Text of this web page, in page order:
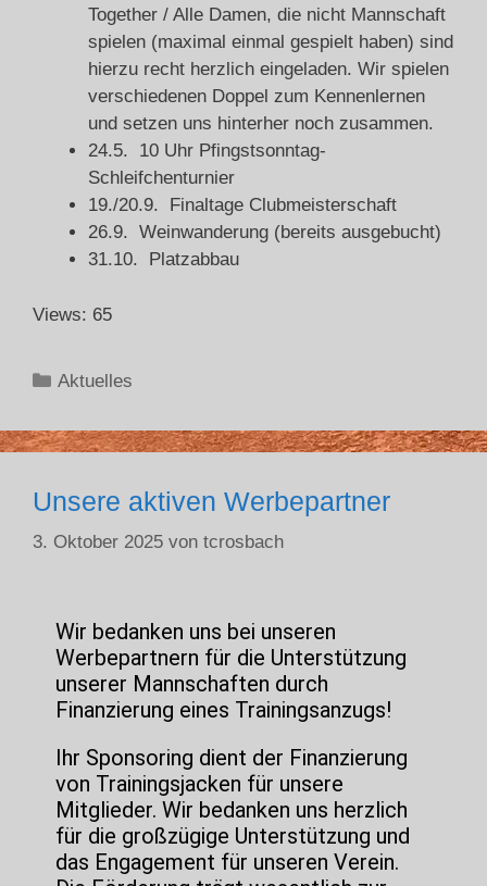
Together / Alle Damen, die nicht Mannschaft
spielen (maximal einmal gespielt haben) sind
hierzu recht herzlich eingeladen. Wir spielen
verschiedenen Doppel zum Kennenlernen
und setzen uns hinterher noch zusammen.
24.5. 10 Uhr Pfingstsonntag-
Schleifchenturnier
19./20.9. Finaltage Clubmeisterschaft
26.9. Weinwanderung (bereits ausgebucht)
31.10. Platzabbau
Views: 65
Aktuelles
Unsere aktiven Werbepartner
3. Oktober 2025 von tcrosbach
Wir bedanken uns bei unseren
Werbepartnern für die Unterstützung
unserer Mannschaften durch
Finanzierung eines Trainingsanzugs!
Ihr Sponsoring dient der Finanzierung
von Trainingsjacken für unsere
Mitglieder. Wir bedanken uns herzlich
für die großzügige Unterstützung und
das Engagement für unseren Verein.